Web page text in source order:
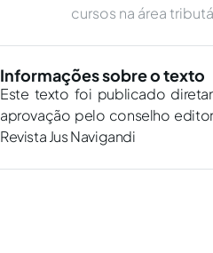
cursos na área
Informações sobre o texto
Este texto foi publicado
aprovação pelo conselho
Revista Jus Navigandi